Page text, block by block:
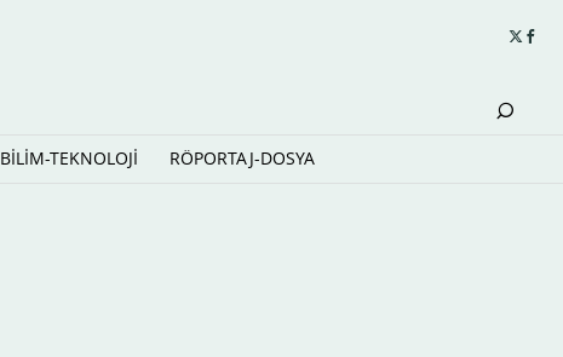
BİLİM-TEKNOLOJİ RÖPORTAJ-DOSYA